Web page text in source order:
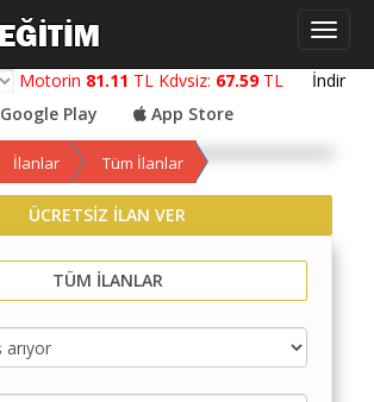
Motorin 81.11 TL Kdvsiz: 67.59TL İndir
Google Play
App Store
İlanlar Tüm İlanlar
ÜCRETSİZ İLAN VER
TÜM İLANLAR